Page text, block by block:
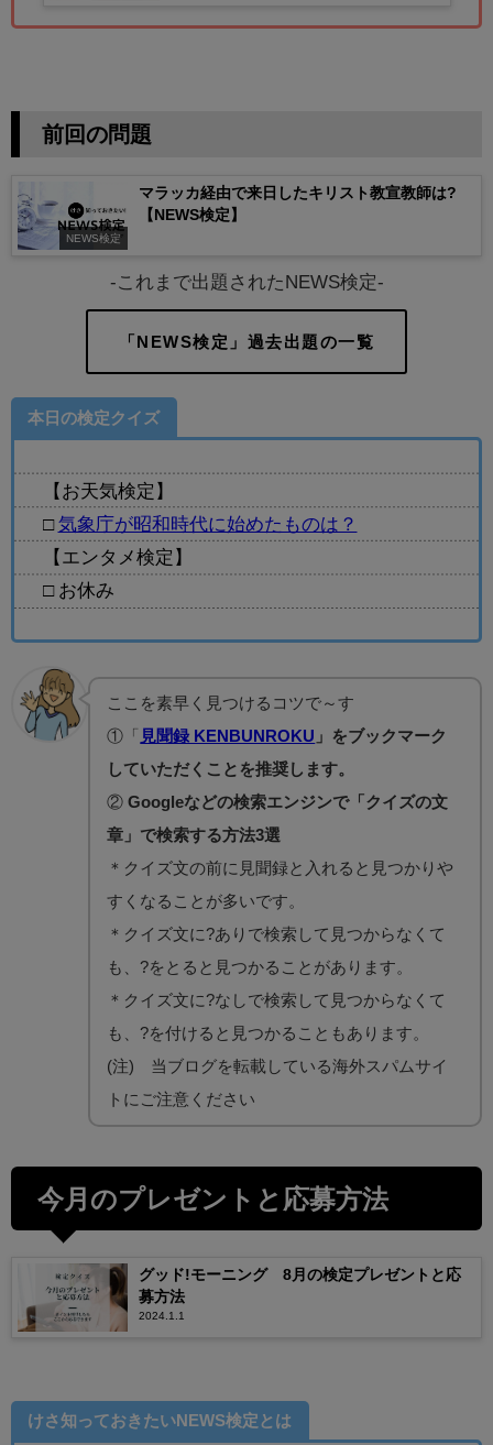
前回の問題
NEWS検定
マラッカ経由で来日したキリスト教宣教師は?
【NEWS検定】
-これまで出題されたNEWS検定-
「NEWS検定」過去出題の一覧
本日の検定クイズ
【お天気検定】
□気象庁が昭和時代に始めたものは？
【エンタメ検定】
□ お休み
ここを素早く見つけるコツで～す
①「 見聞録 KENBUNROKU 」をブックマーク
していただくことを推奨します。
②Googleなどの検索エンジンで「クイズの文
章」で検索する方法3選
＊クイズ文の前に見聞録と入れると見つかりや
すくなることが多いです。
＊クイズ文に?ありで検索して見つからなくて
も、?をとると見つかることがあります。
＊クイズ文に?なしで検索して見つからなくて
も、?を付けると見つかることもあります。
(注) 当ブログを転載している海外スパムサイ
トにご注意ください
今月のプレゼントと応募方法
グッド!モーニング 8月の検定プレゼントと応
募方法
2024.1.1
けさ知っておきたいNEWS検定とは